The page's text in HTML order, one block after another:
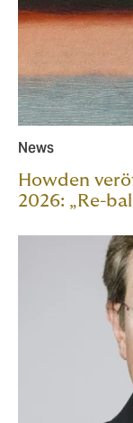
News
Howden
2026: „Re-